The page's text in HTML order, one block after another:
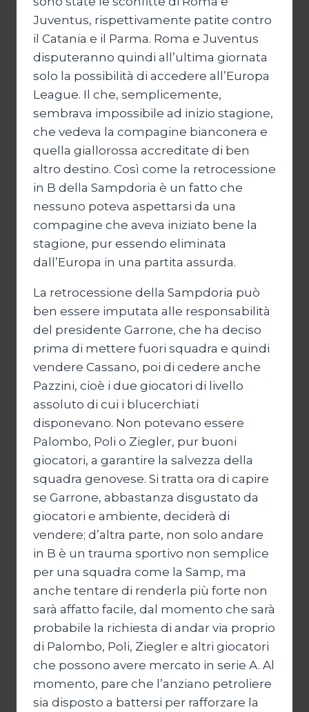
Juventus, rispettivamente patite contro
il Catania e il Parma. Roma e Juventus
disputeranno quindi all’ultima giornata
solo la possibilità di accedere all’Europa
League. Il che, semplicemente,
sembrava impossibile ad inizio stagione,
che vedeva la compagine bianconera e
quella giallorossa accreditate di ben
altro destino. Così come la retrocessione
in B della Sampdoria è un fatto che
nessuno poteva aspettarsi da una
compagine che aveva iniziato bene la
stagione, pur essendo eliminata
dall’Europa in una partita assurda.
La retrocessione della Sampdoria può
ben essere imputata alle responsabilità
del presidente Garrone, che ha deciso
prima di mettere fuori squadra e quindi
vendere Cassano, poi di cedere anche
Pazzini, cioè i due giocatori di livello
assoluto di cui i blucerchiati
disponevano. Non potevano essere
Palombo, Poli o Ziegler, pur buoni
giocatori, a garantire la salvezza della
squadra genovese. Si tratta ora di capire
se Garrone, abbastanza disgustato da
giocatori e ambiente, deciderà di
vendere; d’altra parte, non solo andare
in B è un trauma sportivo non semplice
per una squadra come la Samp, ma
anche tentare di renderla più forte non
sarà affatto facile, dal momento che sarà
probabile la richiesta di andar via proprio
di Palombo, Poli, Ziegler e altri giocatori
che possono avere mercato in serie A. Al
momento, pare che l’anziano petroliere
sia disposto a battersi per rafforzare la